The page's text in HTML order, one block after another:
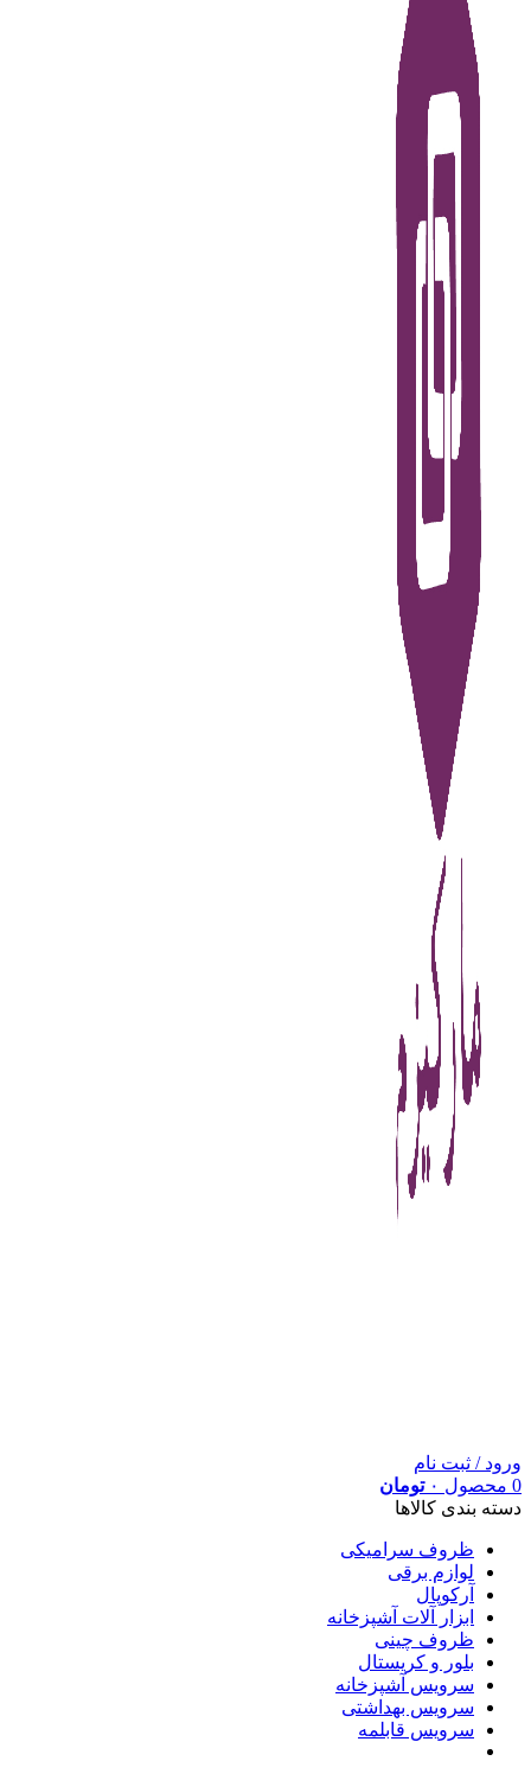
ورود / ثبت نام
0 محصول ۰ تومان
دسته بندی کالاها
ظروف سرامیکی
لوازم برقی
آرکوپال
ابزار آلات آشپزخانه
ظروف چینی
بلور و کریستال
سرویس آشپزخانه
سرویس بهداشتی
سرویس قابلمه